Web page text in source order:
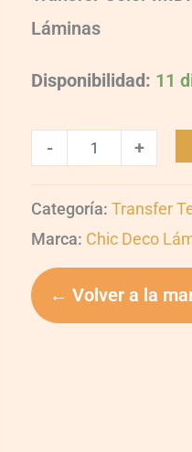
Láminas
Disponibilidad: 11
- +
Categoría: Transfer
Marca: Chic Deco
← Volver a la